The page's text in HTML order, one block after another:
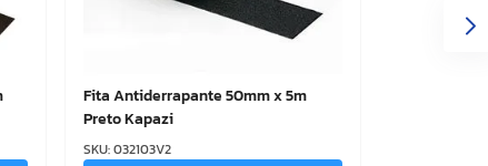
Fita Antiderrapante 50mm x 5m
Preto Kapazi
SKU:032103V2